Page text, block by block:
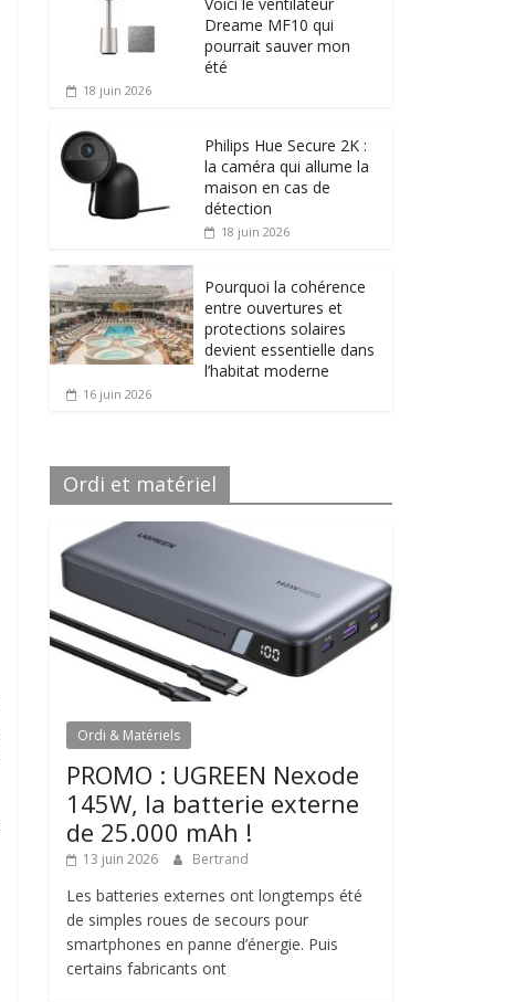
Dreame MF10 qui
pourrait sauver mon
été
18 juin 2026
Philips Hue Secure 2K :
la caméra qui allume la
maison en cas de
détection
18 juin 2026
Pourquoi la cohérence
entre ouvertures et
protections solaires
devient essentielle dans
l’habitat moderne
16 juin 2026
Ordi et matériel
Ordi & Matériels
PROMO : UGREEN Nexode
145W, la batterie externe
de 25.000 mAh !
13 juin 2026 Bertrand
Les batteries externes ont longtemps été
de simples roues de secours pour
smartphones en panne d’énergie. Puis
certains fabricants ont